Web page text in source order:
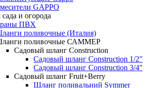
GAPPO
и огорода
ПВХ
поливочные (Италия)
поливочные САММЕР
Садовый шланг Construction
Садовый шланг Construction 1/2"
Садовый шланг Construction 3/4"
Садовый шланг Fruit+Berry
Шланг поливальний Symmer